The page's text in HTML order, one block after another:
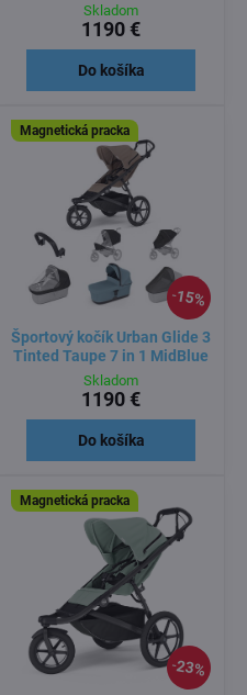
Skladom
1190 €
Do košíka
15%
Magnetická pracka
Športový kočík Urban Glide 3
Tinted Taupe 7 in 1 MidBlue
Skladom
1190 €
Do košíka
23%
Magnetická pracka